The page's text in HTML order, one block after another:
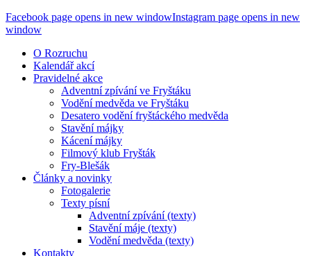
Facebook page opens in new windowInstagram page opens in new
window
O Rozruchu
Kalendář akcí
Pravidelné akce
Adventní zpívání ve Fryštáku
Vodění medvěda ve Fryštáku
Desatero vodění fryštáckého medvěda
Stavění májky
Kácení májky
Filmový klub Fryšták
Fry-Blešák
Články a novinky
Fotogalerie
Texty písní
Adventní zpívání (texty)
Stavění máje (texty)
Vodění medvěda (texty)
Kontakty